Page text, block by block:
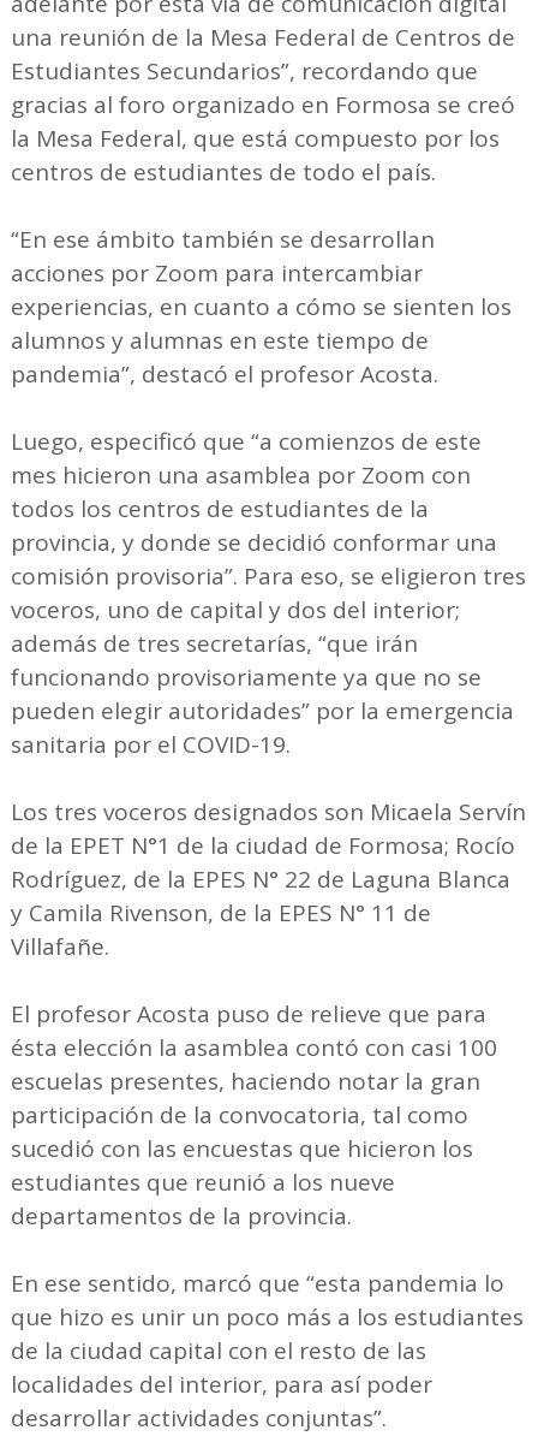
una reunión de la Mesa Federal de Centros de
Estudiantes Secundarios”, recordando que
gracias al foro organizado en Formosa se creó
la Mesa Federal, que está compuesto por los
centros de estudiantes de todo el país.
“En ese ámbito también se desarrollan
acciones por Zoom para intercambiar
experiencias, en cuanto a cómo se sienten los
alumnos y alumnas en este tiempo de
pandemia”, destacó el profesor Acosta.
Luego, especificó que “a comienzos de este
mes hicieron una asamblea por Zoom con
todos los centros de estudiantes de la
provincia, y donde se decidió conformar una
comisión provisoria”. Para eso, se eligieron tres
voceros, uno de capital y dos del interior;
además de tres secretarías, “que irán
funcionando provisoriamente ya que no se
pueden elegir autoridades” por la emergencia
sanitaria por el COVID-19.
Los tres voceros designados son Micaela Servín
de la EPET N°1 de la ciudad de Formosa; Rocío
Rodríguez, de la EPES N° 22 de Laguna Blanca
y Camila Rivenson, de la EPES N° 11 de
Villafañe.
El profesor Acosta puso de relieve que para
ésta elección la asamblea contó con casi 100
escuelas presentes, haciendo notar la gran
participación de la convocatoria, tal como
sucedió con las encuestas que hicieron los
estudiantes que reunió a los nueve
departamentos de la provincia.
En ese sentido, marcó que “esta pandemia lo
que hizo es unir un poco más a los estudiantes
de la ciudad capital con el resto de las
localidades del interior, para así poder
desarrollar actividades conjuntas”.